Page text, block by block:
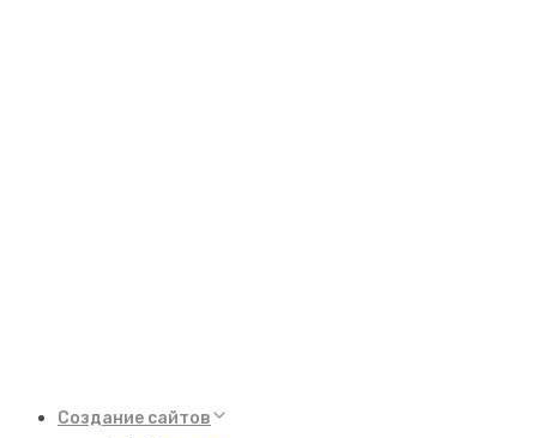
Создание сайтов